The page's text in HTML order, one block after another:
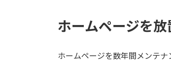
ホームページを
ホームページを数年間メンテナ